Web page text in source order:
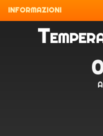
INFORMAZIONI